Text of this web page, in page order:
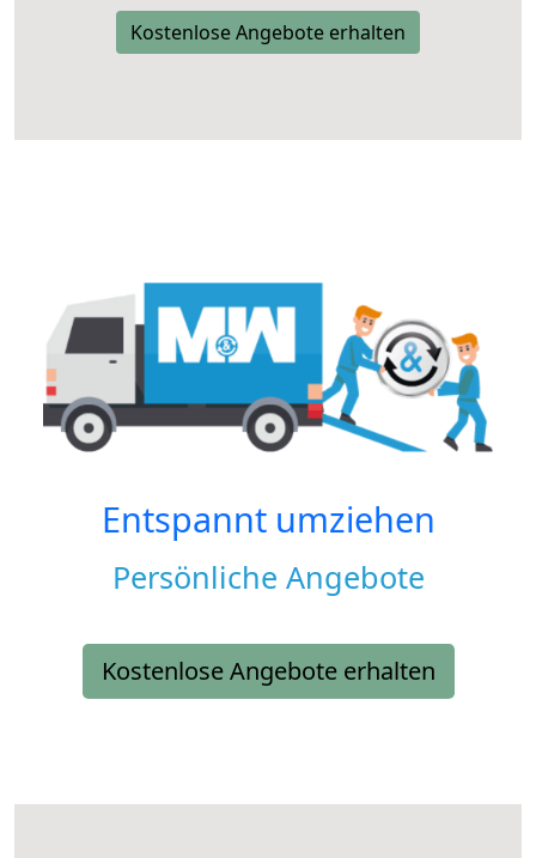
Kostenlose Angebote erhalten
Entspannt umziehen
Persönliche Angebote
Kostenlose Angebote erhalten